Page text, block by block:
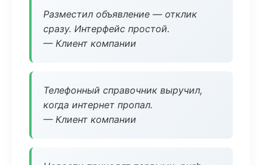
Разместил объявление — отклик
сразу. Интерфейс простой.
— Клиент компании
Телефонный справочник выручил,
когда интернет пропал.
— Клиент компании